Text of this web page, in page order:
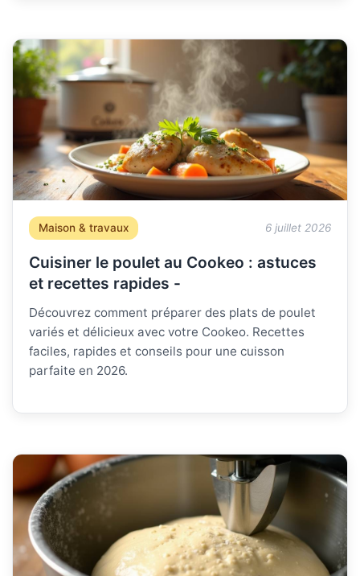
Maison & travaux 6 juillet 2026
Cuisiner le poulet au Cookeo : astuces
et recettes rapides -
Découvrez comment préparer des plats de poulet
variés et délicieux avec votre Cookeo. Recettes
faciles, rapides et conseils pour une cuisson
parfaite en 2026.